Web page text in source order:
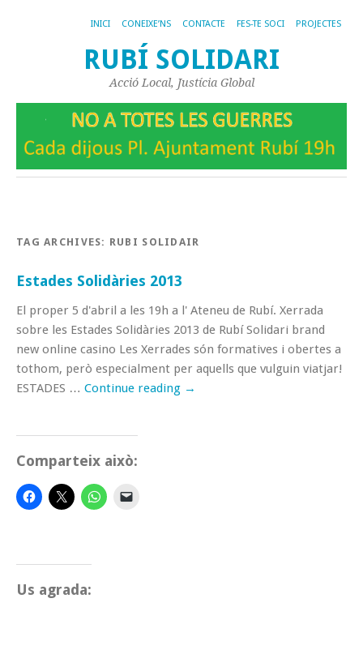
INICI CONEIXE’NS CONTACTE FES-TE SOCI PROJECTES
RUBÍ SOLIDARI
Acció Local, Justícia Global
TAG ARCHIVES: RUBI SOLIDAIR
Estades Solidàries 2013
El proper 5 d'abril a les 19h a l' Ateneu de Rubí. Xerrada
sobre les Estades Solidàries 2013 de Rubí Solidari brand
new online casino Les Xerrades són formatives i obertes a
tothom, però especialment per aquells que vulguin viatjar!
ESTADES … Continue reading →
Comparteix això:
Us agrada: